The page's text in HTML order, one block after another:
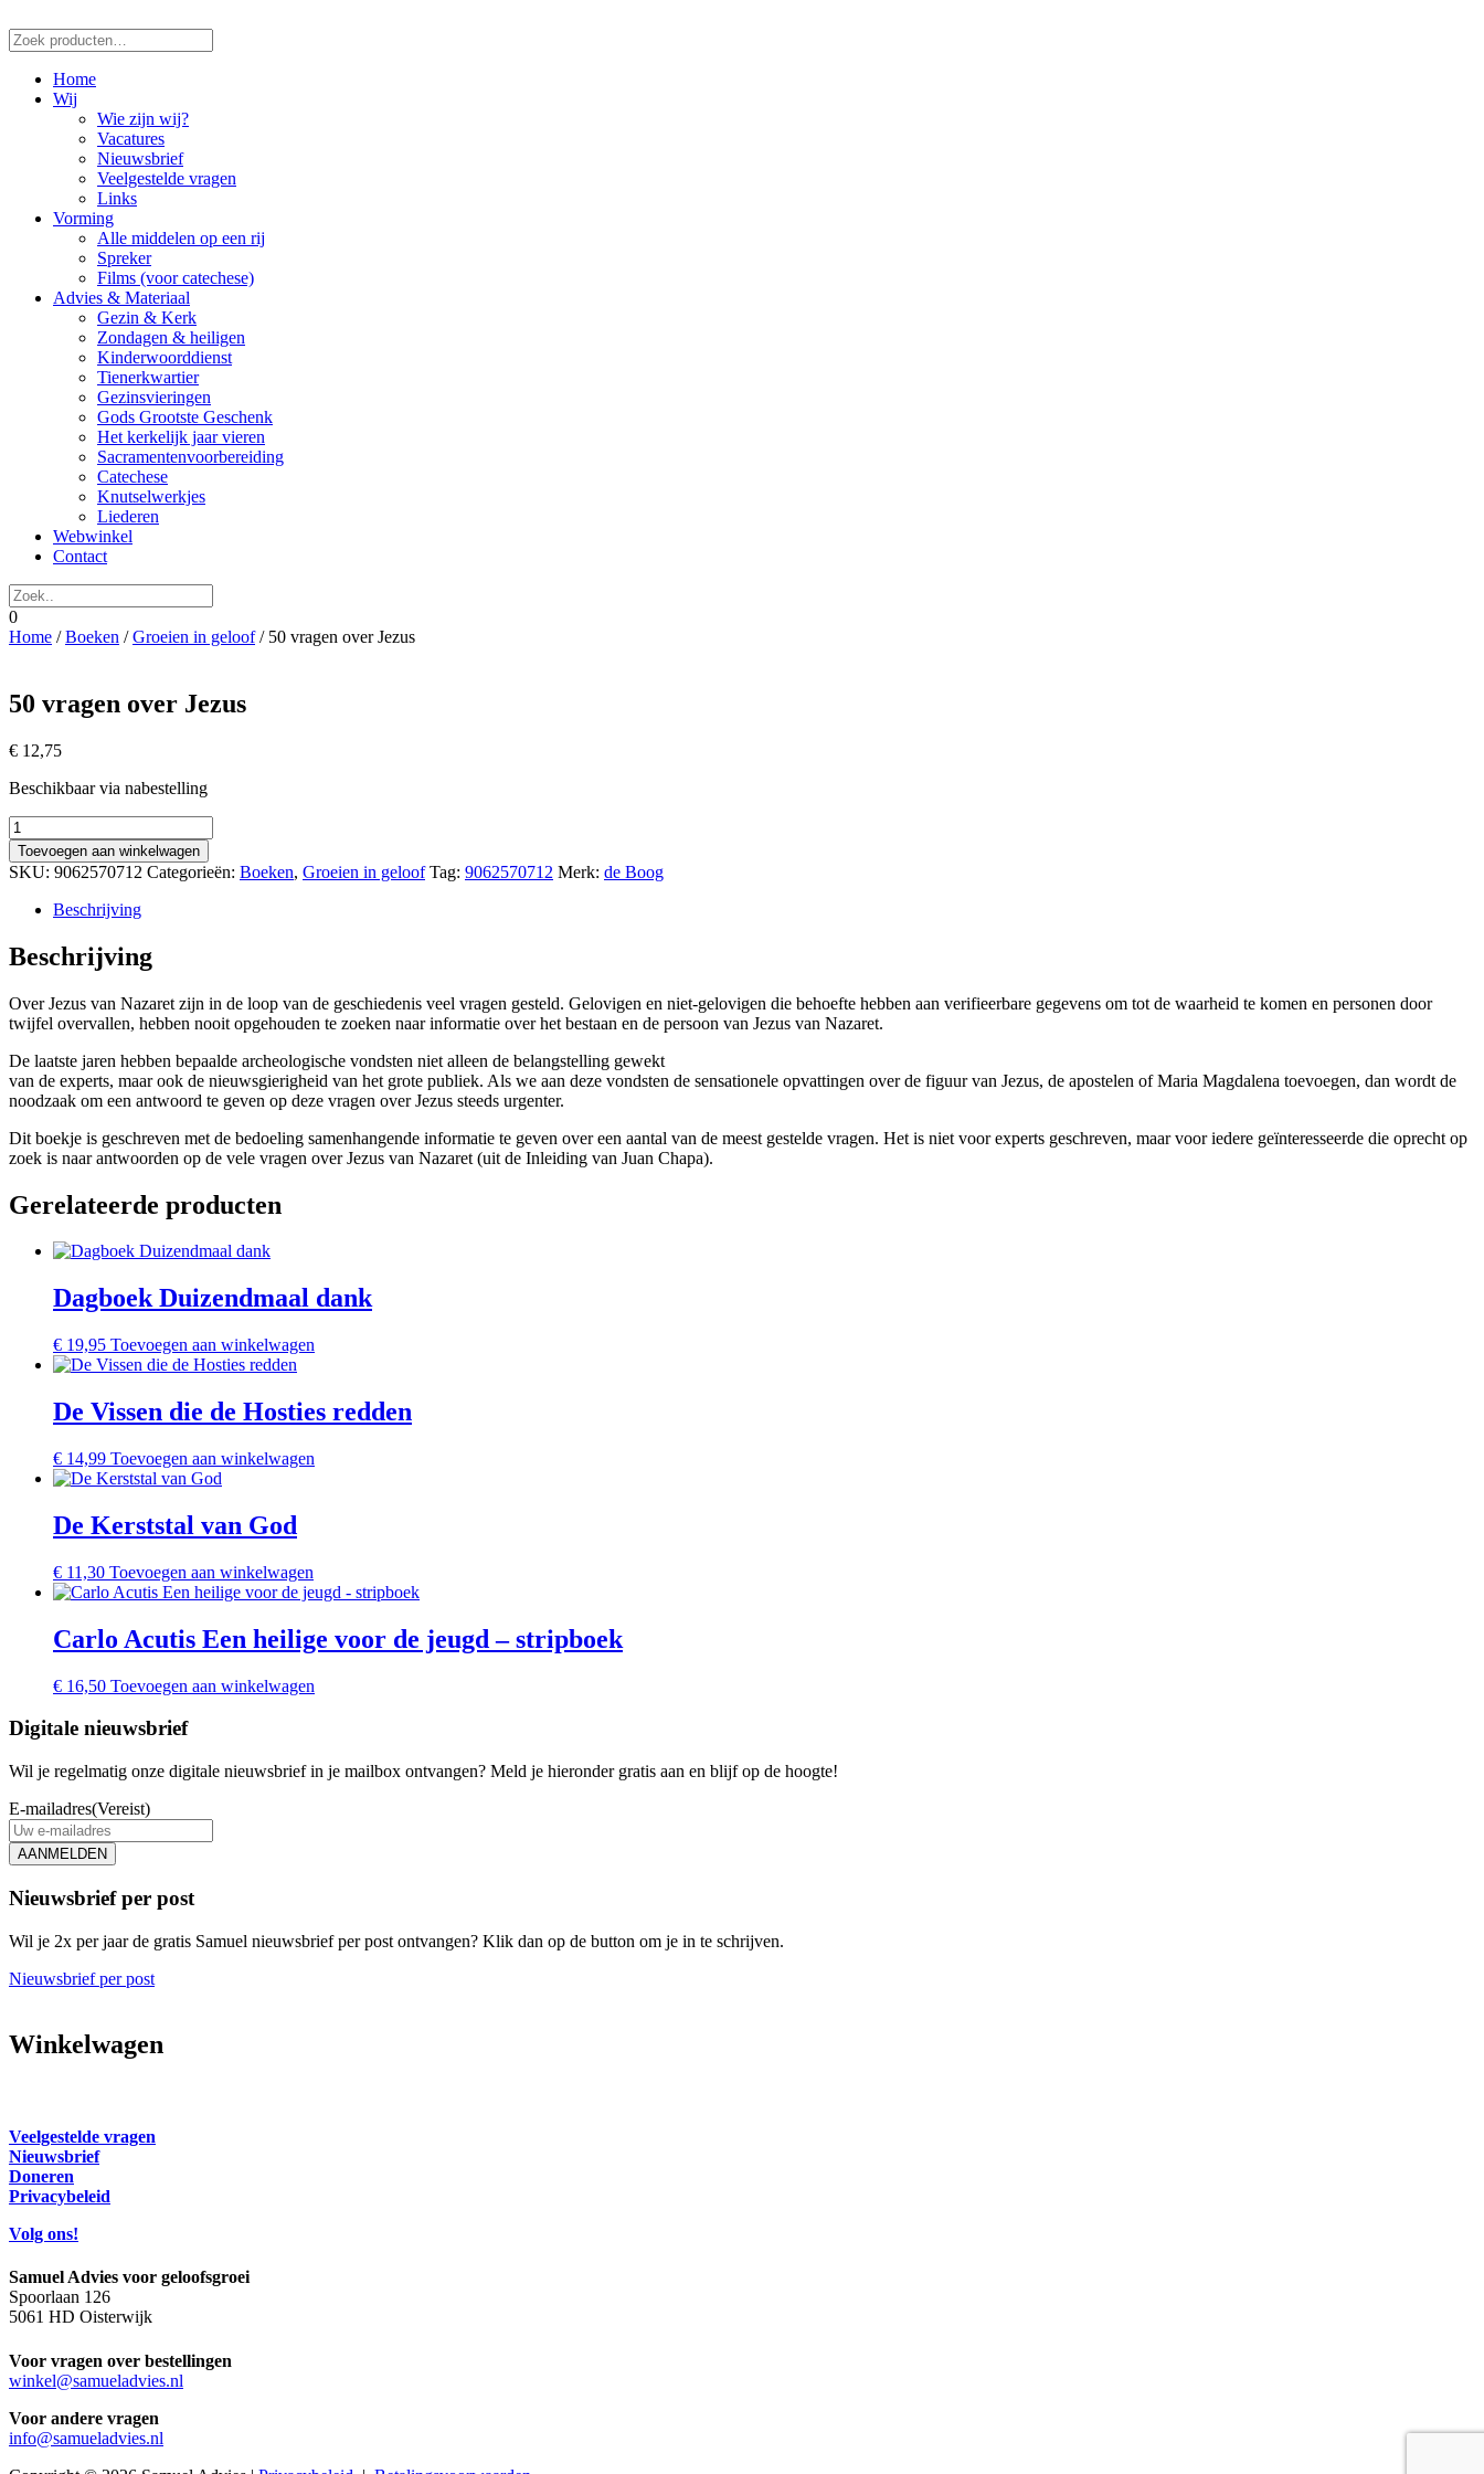
Zoeken
naar:
Home
Wij
Wie zijn wij?
Vacatures
Nieuwsbrief
Veelgestelde vragen
Links
Vorming
Alle middelen op een rij
Spreker
Films (voor catechese)
Advies & Materiaal
Gezin & Kerk
Zondagen & heiligen
Kinderwoorddienst
Tienerkwartier
Gezinsvieringen
Gods Grootste Geschenk
Het kerkelijk jaar vieren
Sacramentenvoorbereiding
Catechese
Knutselwerkjes
Liederen
Webwinkel
Contact
0
Home /Boeken /Groeien in geloof/ 50 vragen over Jezus
50 vragen over Jezus
€ 12,75
Beschikbaar via nabestelling
50
vragen
over
Jezus
aantal
Toevoegen aan winkelwagen
SKU: 9062570712 Categorieën: Boeken, Groeien in geloof Tag: 9062570712 Merk: de Boog
Beschrijving
Beschrijving
Over Jezus van Nazaret zijn in de loop van de geschiedenis veel vragen gesteld. Gelovigen en niet-gelovigen die behoefte hebben aan verifieerbare gegevens om tot de waarheid te komen en personen door
twijfel overvallen, hebben nooit opgehouden te zoeken naar informatie over het bestaan en de persoon van Jezus van Nazaret.
De laatste jaren hebben bepaalde archeologische vondsten niet alleen de belangstelling gewekt
van de experts, maar ook de nieuwsgierigheid van het grote publiek. Als we aan deze vondsten de sensationele opvattingen over de figuur van Jezus, de apostelen of Maria Magdalena toevoegen, dan wordt de
noodzaak om een antwoord te geven op deze vragen over Jezus steeds urgenter.
Dit boekje is geschreven met de bedoeling samenhangende informatie te geven over een aantal van de meest gestelde vragen. Het is niet voor experts geschreven, maar voor iedere geïnteresseerde die oprecht op
zoek is naar antwoorden op de vele vragen over Jezus van Nazaret (uit de Inleiding van Juan Chapa).
Gerelateerde producten
Dagboek Duizendmaal dank
€ 19,95 Toevoegen aan winkelwagen
De Vissen die de Hosties redden
€ 14,99 Toevoegen aan winkelwagen
De Kerststal van God
€ 11,30 Toevoegen aan winkelwagen
Carlo Acutis Een heilige voor de jeugd – stripboek
€ 16,50 Toevoegen aan winkelwagen
Digitale nieuwsbrief
Wil je regelmatig onze digitale nieuwsbrief in je mailbox ontvangen? Meld je hieronder gratis aan en blijf op de hoogte!
E-mailadres(Vereist)
AANMELDEN
Nieuwsbrief per post
Wil je 2x per jaar de gratis Samuel nieuwsbrief per post ontvangen? Klik dan op de button om je in te schrijven.
Nieuwsbrief per post
Winkelwagen
Veelgestelde vragen
Nieuwsbrief
Doneren
Privacybeleid
Volg ons!
Samuel Advies voor geloofsgroei
Spoorlaan 126
5061 HD Oisterwijk
Voor vragen over bestellingen
winkel@samueladvies.nl
Voor andere vragen
info@samueladvies.nl